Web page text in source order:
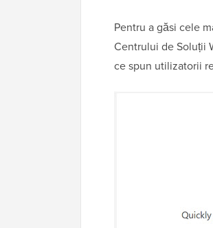
Pentru a găsi cele
Centrului de Soluții
ce spun utilizatorii